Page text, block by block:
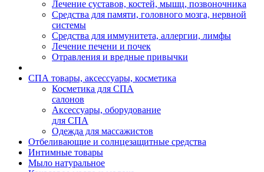
Лечение суставов, костей, мышц, позвоночника
Средства для памяти, головного мозга, нервной
системы
Средства для иммунитета, аллергии, лимфы
Лечение печени и почек
Отравления и вредные привычки
СПА товары, аксессуары, косметика
Косметика для СПА
салонов
Аксессуары, оборудование
для СПА
Одежда для массажистов
Отбеливающие и солнцезащитные средства
Интимные товары
Мыло натуральное